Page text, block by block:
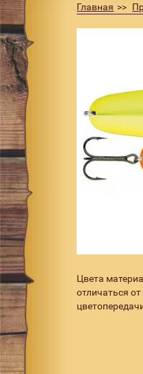
Главная
Цвета
отличаться